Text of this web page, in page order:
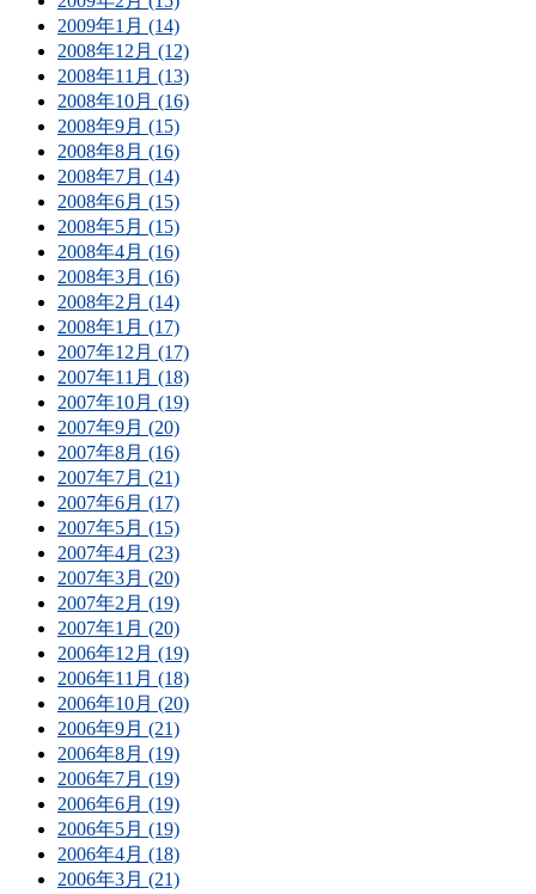
2009年1月 (14)
2008年12月 (12)
2008年11月 (13)
2008年10月 (16)
2008年9月 (15)
2008年8月 (16)
2008年7月 (14)
2008年6月 (15)
2008年5月 (15)
2008年4月 (16)
2008年3月 (16)
2008年2月 (14)
2008年1月 (17)
2007年12月 (17)
2007年11月 (18)
2007年10月 (19)
2007年9月 (20)
2007年8月 (16)
2007年7月 (21)
2007年6月 (17)
2007年5月 (15)
2007年4月 (23)
2007年3月 (20)
2007年2月 (19)
2007年1月 (20)
2006年12月 (19)
2006年11月 (18)
2006年10月 (20)
2006年9月 (21)
2006年8月 (19)
2006年7月 (19)
2006年6月 (19)
2006年5月 (19)
2006年4月 (18)
2006年3月 (21)